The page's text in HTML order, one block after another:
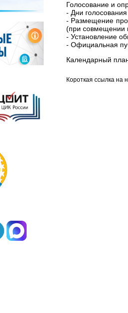
Голосование и
- Дни
- Размещение
(при совмещении
- Установление
- Официальная
Календарный
Короткая ссылка на